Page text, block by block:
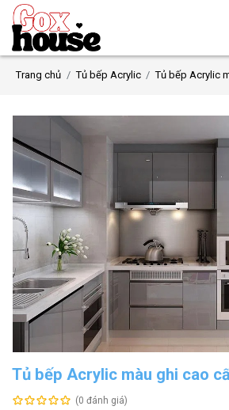
Trang chủ Tủ bếp Acrylic Tủ bếp Acrylic
Tủ bếp Acrylic màu ghi cao
(0 đánh giá)